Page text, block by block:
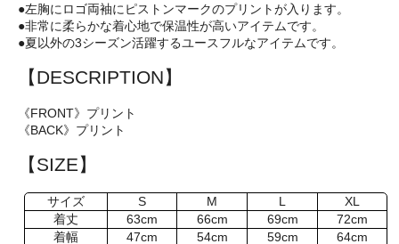
●左胸にロゴ両袖にピストンマークのプリントが入ります。
●非常に柔らかな着心地で保温性が高いアイテムです。
●夏以外の3シーズン活躍するユースフルなアイテムです。
【DESCRIPTION】
《FRONT》プリント
《BACK》プリント
【SIZE】
サイズ S M L
XL
着丈
63cm 66cm 69cm
72cm
着幅
47cm 54cm 59cm
64cm